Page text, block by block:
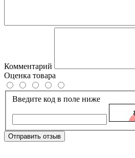
Комментарий
Оценка товара
Введите код в поле ниже
Отправить отзыв